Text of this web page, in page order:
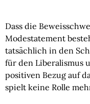
Dass die
Modestatement
tatsächlich in den
für den Liberalismus
positiven Bezug auf
spielt keine Rolle